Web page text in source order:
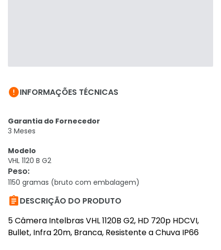
INFORMAÇÕES TÉCNICAS
Garantia do Fornecedor
3 Meses
Modelo
VHL 1120 B G2
Peso:
1150 gramas (bruto com embalagem)
DESCRIÇÃO DO PRODUTO
5 Câmera Intelbras VHL 1120B G2, HD 720p HDCVI,
Bullet, Infra 20m, Branca, Resistente a Chuva IP66